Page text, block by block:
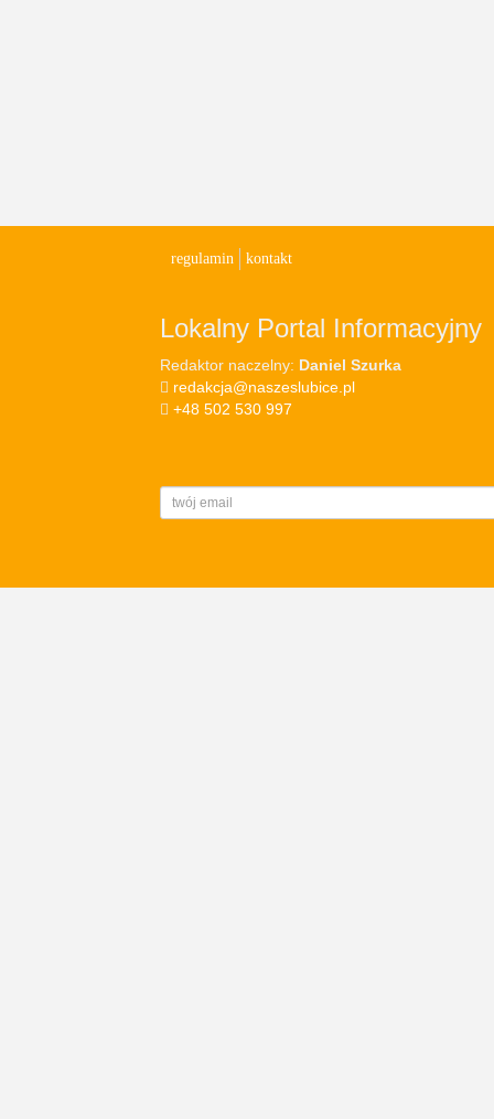
regulamin kontakt
Lokalny Portal Informacyjny
Redaktor naczelny: Daniel Szurka
redakcja@naszeslubice.pl
+48 502 530 997